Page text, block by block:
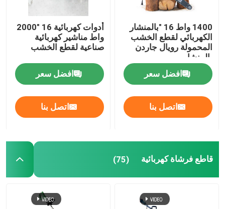
1400 واط 16 "بالمنشار
الكهربائي لقطع الخشب
المحمولة رويال جاردن
بالمنشار
افضل سعر
اتصل بنا
أدوات كهربائية 16 "2000
واط مناشير كهربائية
صناعية لقطع الخشب
افضل سعر
اتصل بنا
قاطع فرشاة كهربائية (75)